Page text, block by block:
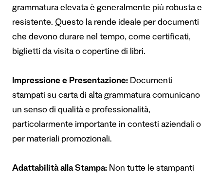
grammatura elevata è generalmente più robusta e
resistente. Questo la rende ideale per documenti
che devono durare nel tempo, come certificati,
biglietti da visita o copertine di libri.
Impressione e Presentazione: Documenti
stampati su carta di alta grammatura comunicano
un senso di qualità e professionalità,
particolarmente importante in contesti aziendali o
per materiali promozionali.
Adattabilità alla Stampa: Non tutte le stampanti